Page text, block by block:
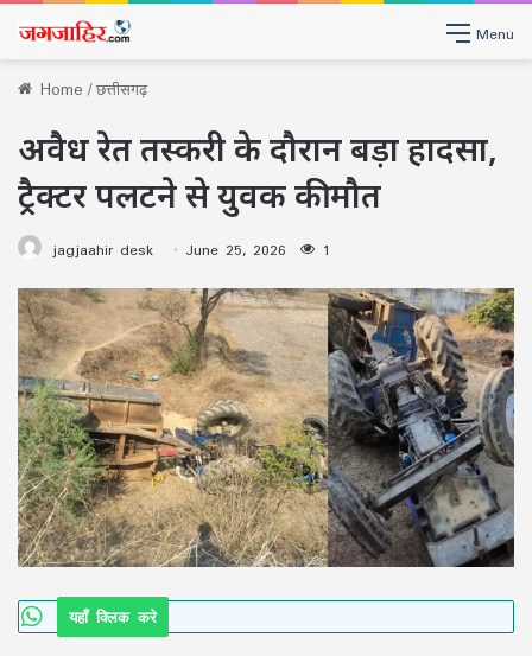
Menu
Home/छत्तीसगढ़
अवैध रेत तस्करी के दौरान बड़ा हादसा,
ट्रैक्टर पलटने से युवक की मौत
jagjaahir desk June 25, 2026 1
यहाँ क्लिक करे